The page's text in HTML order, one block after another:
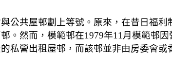
公共屋邨劃上等號。原來，在昔日福
。然而，模範邨在1979年11月模範邨
私營出租屋邨，而該邨並非由房委會或